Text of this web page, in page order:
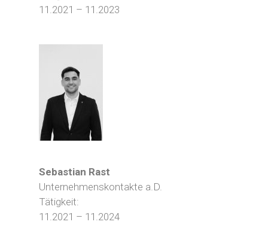
11.2021 – 11.2023
Sebastian Rast
Unternehmenskontakte a.D.
Tätigkeit:
11.2021 – 11.2024